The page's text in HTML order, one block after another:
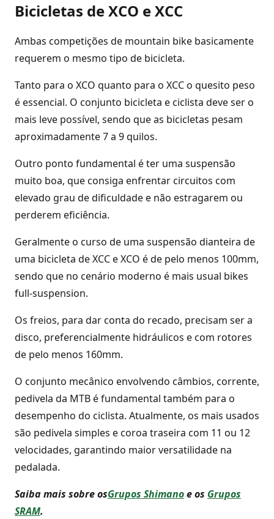
Bicicletas de XCO e XCC
Ambas competições de mountain bike basicamente
requerem o mesmo tipo de bicicleta.
Tanto para o XCO quanto para o XCC o quesito peso
é essencial. O conjunto bicicleta e ciclista deve ser o
mais leve possível, sendo que as bicicletas pesam
aproximadamente 7 a 9 quilos.
Outro ponto fundamental é ter uma suspensão
muito boa, que consiga enfrentar circuitos com
elevado grau de dificuldade e não estragarem ou
perderem eficiência.
Geralmente o curso de uma suspensão dianteira de
uma bicicleta de XCC e XCO é de pelo menos 100mm,
sendo que no cenário moderno é mais usual bikes
full-suspension.
Os freios, para dar conta do recado, precisam ser a
disco, preferencialmente hidráulicos e com rotores
de pelo menos 160mm.
O conjunto mecânico envolvendo câmbios, corrente,
pedivela da MTB é fundamental também para o
desempenho do ciclista. Atualmente, os mais usados
são pedivela simples e coroa traseira com 11 ou 12
velocidades, garantindo maior versatilidade na
pedalada.
Saiba mais sobre osGrupos Shimanoe os Grupos
SRAM.